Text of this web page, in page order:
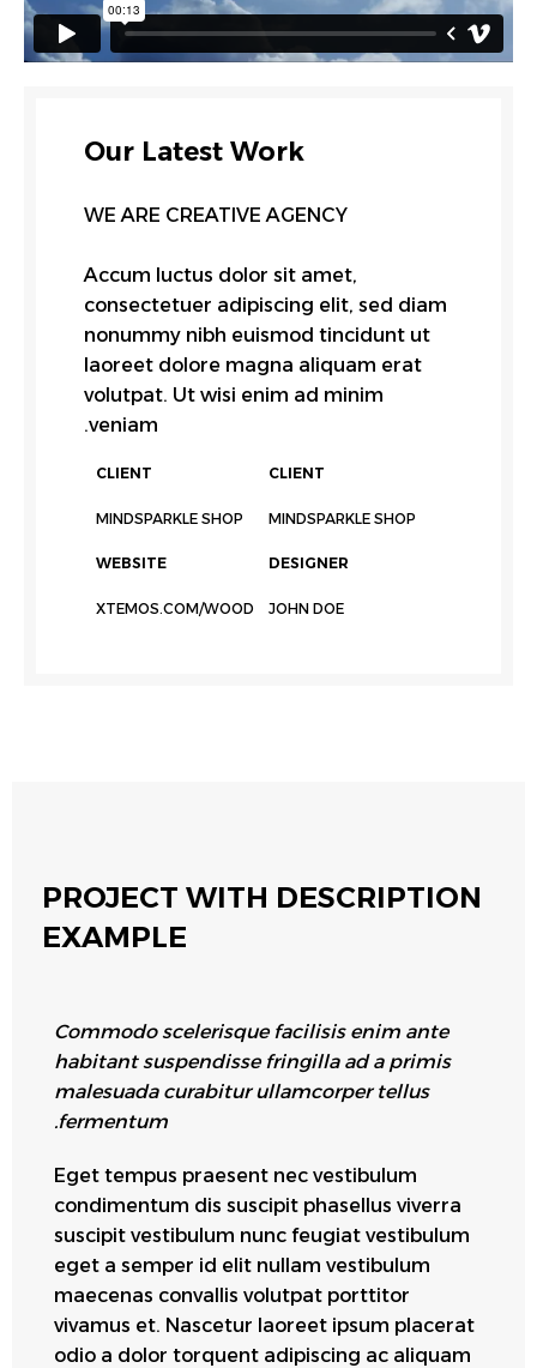
Our Latest Work
WE ARE CREATIVE AGENCY
Accum luctus dolor sit amet,
consectetuer adipiscing elit, sed diam
nonummy nibh euismod tincidunt ut
laoreet dolore magna aliquam erat
volutpat. Ut wisi enim ad minim
veniam.
CLIENT
MINDSPARKLE SHOP
CLIENT
MINDSPARKLE SHOP
DESIGNER
JOHN DOE
WEBSITE
XTEMOS.COM/WOOD
PROJECT WITH DESCRIPTION
EXAMPLE
Commodo scelerisque facilisis enim ante
habitant suspendisse fringilla ad a primis
malesuada curabitur ullamcorper tellus
fermentum.
Eget tempus praesent nec vestibulum
condimentum dis suscipit phasellus viverra
suscipit vestibulum nunc feugiat vestibulum
eget a semper id elit nullam vestibulum
maecenas convallis volutpat porttitor
vivamus et. Nascetur laoreet ipsum placerat
odio a dolor torquent adipiscing ac aliquam